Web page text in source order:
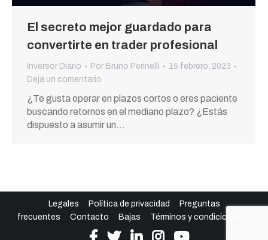
El secreto mejor guardado para
convertirte en trader profesional
Inversor Diario Por Bruno Perinelli
15 febrero, 2023
Deja un comentario
¿Te gusta operar en plazos cortos o eres paciente
buscando retornos en el mediano plazo? ¿Estás
dispuesto a asumir un…
Legales Política de privacidad
Preguntas
frecuentes
Contacto Bajas Términos y condiciones